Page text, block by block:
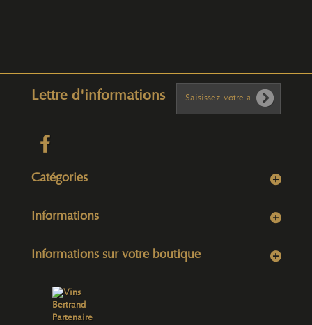
Lettre d'informations
Catégories
Informations
Informations sur votre boutique